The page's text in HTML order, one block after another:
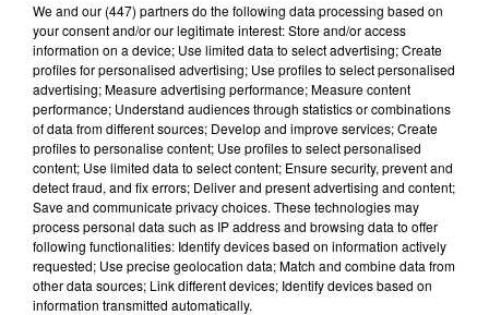
Lecture (1 min 14 sec)
100%
We and our (447) partnersdo the following data processing based on
your consent and/or our legitimate interest: Store and/or access
information on a device; Use limited data to select advertising; Create
profiles for personalised advertising; Use profiles to select personalised
advertising; Measure advertising performance; Measure content
performance; Understand audiences through statistics or combinations
of data from different sources; Develop and improve services; Create
profiles to personalise content; Use profiles to select personalised
content; Use limited data to select content; Ensure security, prevent and
detect fraud, and fix errors; Deliver and present advertising and content;
Save and communicate privacy choices. These technologies may
process personal data such as IP address and browsing data to offer
following functionalities: Identify devices based on information actively
requested; Use precise geolocation data; Match and combine data from
other data sources; Link different devices; Identify devices based on
information transmitted automatically.